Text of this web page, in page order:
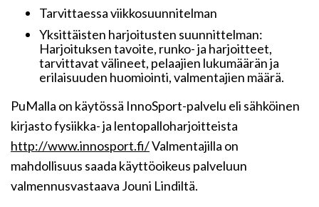
Tarvittaessa viikkosuunnitelman
Yksittäisten harjoitusten suunnittelman:
Harjoituksen tavoite, runko- ja harjoitteet,
tarvittavat välineet, pelaajien lukumäärän ja
erilaisuuden huomiointi, valmentajien määrä.
PuMalla on käytössä InnoSport-palvelu eli sähköinen
kirjasto fysiikka- ja lentopalloharjoitteista
http://www.innosport.fi/Valmentajilla on
mahdollisuus saada käyttöoikeus palveluun
valmennusvastaava Jouni Lindiltä.